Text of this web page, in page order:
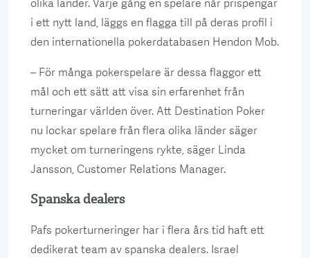
olika länder. Varje gång en spelare når prispengar
i ett nytt land, läggs en flagga till på deras profil i
den internationella pokerdatabasen Hendon Mob.
– För många pokerspelare är dessa flaggor ett
mål och ett sätt att visa sin erfarenhet från
turneringar världen över. Att Destination Poker
nu lockar spelare från flera olika länder säger
mycket om turneringens rykte, säger Linda
Jansson, Customer Relations Manager.
Spanska dealers
Pafs pokerturneringer har i flera års tid haft ett
dedikerat team av spanska dealers. Israel